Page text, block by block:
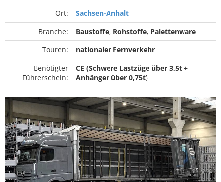
Ort:
Sachsen-Anhalt
Branche:
Baustoffe, Rohstoffe, Palettenware
Touren:
nationaler Fernverkehr
Benötigter
Führerschein:
CE (Schwere Lastzüge über 3,5t +
Anhänger über 0,75t)